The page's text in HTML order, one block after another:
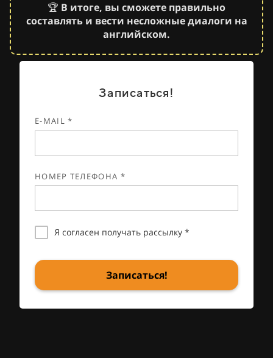
🏆 В итоге, вы сможете правильно
составлять и вести несложные диалоги на
английском.
Записаться!
E-MAIL *
НОМЕР ТЕЛЕФОНА *
Я согласен получать рассылку *
Записаться!